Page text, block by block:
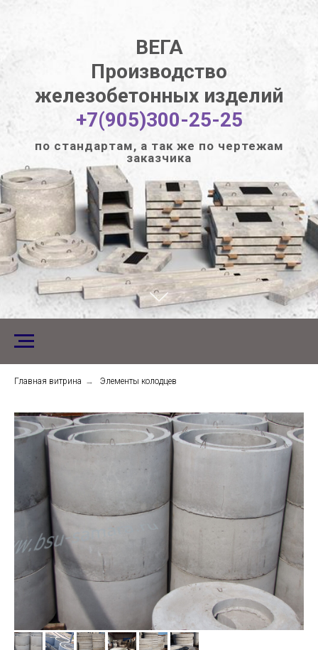
ВЕГА
Производство
железобетонных изделий
+7(905)300-25-25
по стандартам, а так же по чертежам
заказчика
Главная витрина → Элементы колодцев